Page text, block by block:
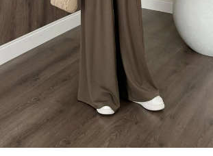
1 Beden (36-38) 2 Beden (40-42)